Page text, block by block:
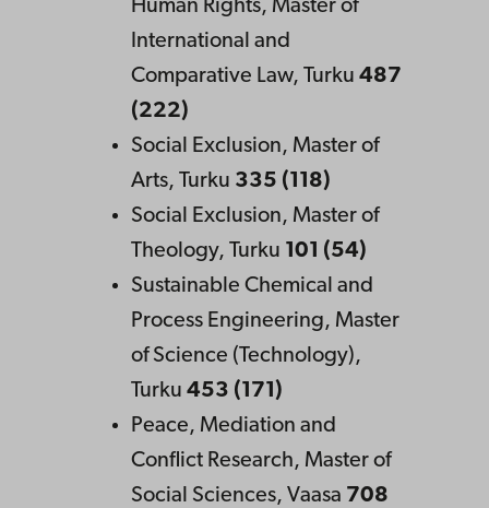
Human Rights, Master of
International and
Comparative Law, Turku 487
(222)
Social Exclusion, Master of
Arts, Turku 335 (118)
Social Exclusion, Master of
Theology, Turku 101 (54)
Sustainable Chemical and
Process Engineering, Master
of Science (Technology),
Turku 453 (171)
Peace, Mediation and
Conflict Research, Master of
Social Sciences, Vaasa 708